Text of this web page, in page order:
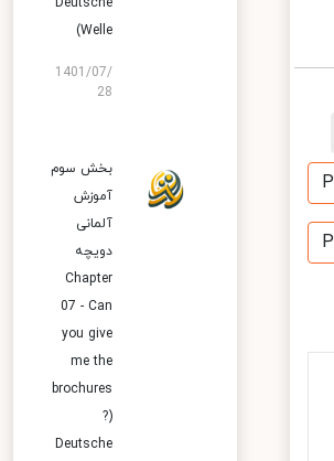
Welle)
1401/07/
28
بخش سوم
آموزش
آلمانی
دویچه
Chapter
07 - Can
you give
me the
brochures
Deutsche